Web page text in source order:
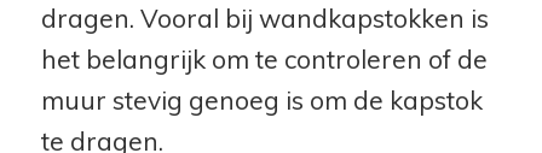
dragen. Vooral bij wandkapstokken is
het belangrijk om te controleren of de
muur stevig genoeg is om de kapstok
te dragen.